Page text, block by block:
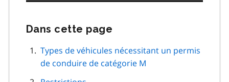
Dans cette page
navigation
page
Types de véhicules nécessitant un permis
de conduire de catégorie M